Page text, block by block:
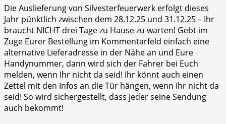
Die Auslieferung von Silvesterfeuerwerk erfolgt dieses
Jahr pünktlich zwischen dem 28.12.25 und 31.12.25 – Ihr
braucht NICHT drei Tage zu Hause zu warten! Gebt im
Zuge Eurer Bestellung im Kommentarfeld einfach eine
alternative Lieferadresse in der Nähe an und Eure
Handynummer, dann wird sich der Fahrer bei Euch
melden, wenn Ihr nicht da seid! Ihr könnt auch einen
Zettel mit den Infos an die Tür hängen, wenn Ihr nicht da
seid! So wird sichergestellt, dass jeder seine Sendung
auch bekommt!